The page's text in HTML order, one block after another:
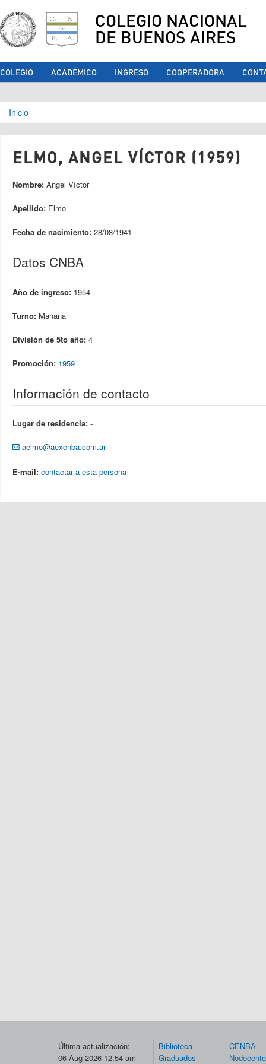
COLEGIO NACIONAL
DE BUENOS AIRES
COLEGIO ACADÉMICO INGRESO COOPERADORA
Se encuentra usted aquí
Inicio
ELMO, ANGEL VÍCTOR (1959)
Nombre: Angel Víctor
Apellido: Elmo
Fecha de nacimiento: 28/08/1941
Datos CNBA
Año de ingreso: 1954
Turno: Mañana
División de 5to año: 4
Promoción: 1959
Información de contacto
Lugar de residencia: -
aelmo@aexcnba.com.ar
E-mail: contactar a esta persona
Última actualización:
06-Aug-2026 12:54 am
Biblioteca
Graduados
CENBA